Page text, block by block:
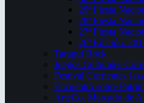
29ª Fiesta
28ª Fiesta
27ª Fiesta
26ª Edición.
Taragüi Rock
Juegos Culturales
Festival Corrientes
Encuentro sobre
ArteCo. Mercado de